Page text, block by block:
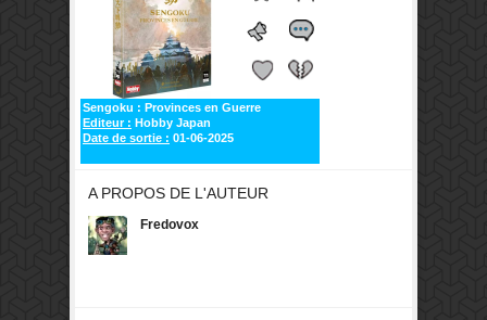
Sengoku : Provinces en Guerre
Editeur : Hobby Japan
Date de sortie : 01-06-2025
A PROPOS DE L'AUTEUR
Fredovox